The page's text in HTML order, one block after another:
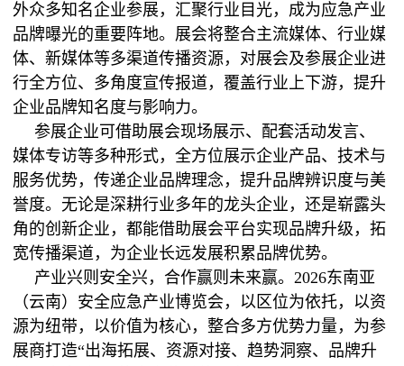
外众多知名企业参展，汇聚行业目光，成为应急产业
品牌曝光的重要阵地。展会将整合主流媒体、行业媒
体、新媒体等多渠道传播资源，对展会及参展企业进
行全方位、多角度宣传报道，覆盖行业上下游，提升
企业品牌知名度与影响力。
参展企业可借助展会现场展示、配套活动发言、
媒体专访等多种形式，全方位展示企业产品、技术与
服务优势，传递企业品牌理念，提升品牌辨识度与美
誉度。无论是深耕行业多年的龙头企业，还是崭露头
角的创新企业，都能借助展会平台实现品牌升级，拓
宽传播渠道，为企业长远发展积累品牌优势。
产业兴则安全兴，合作赢则未来赢。2026东南亚
（云南）安全应急产业博览会，以区位为依托，以资
源为纽带，以价值为核心，整合多方优势力量，为参
展商打造“出海拓展、资源对接、趋势洞察、品牌升